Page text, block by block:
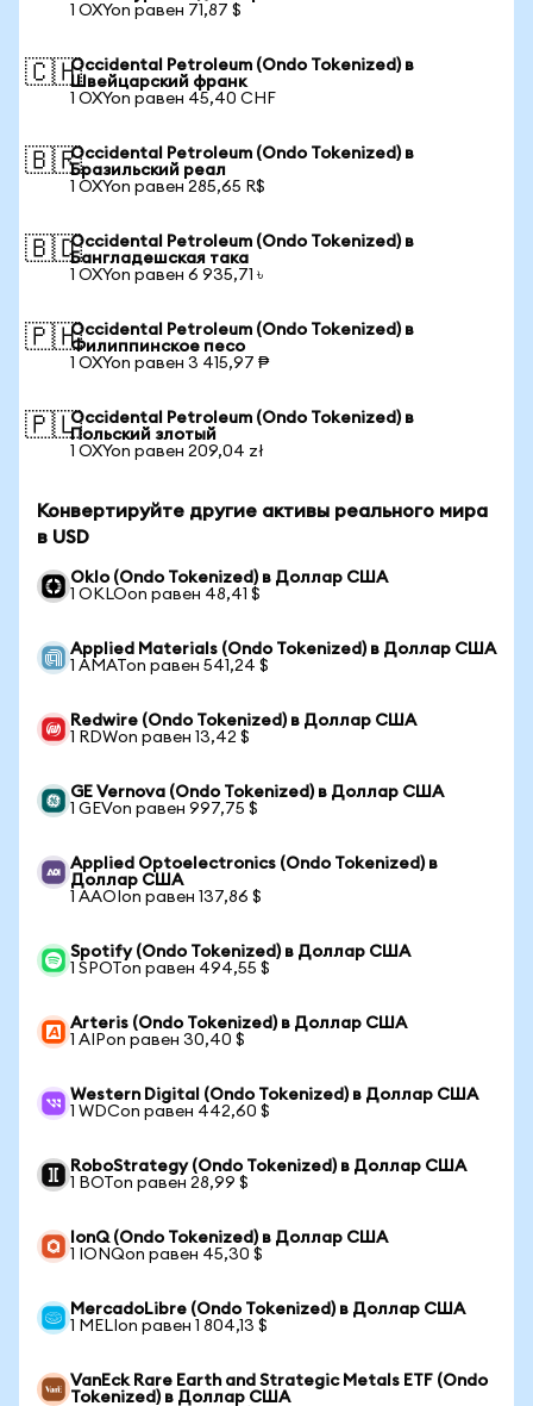
1 OXYon равен 71,87 $
🇨🇭Occidental Petroleum (Ondo Tokenized) в
Швейцарский франк
1 OXYon равен 45,40 CHF
🇧🇷Occidental Petroleum (Ondo Tokenized) в
Бразильский реал
1 OXYon равен 285,65 R$
🇧🇩Occidental Petroleum (Ondo Tokenized) в
Бангладешская така
1 OXYon равен 6 935,71 ৳
🇵🇭Occidental Petroleum (Ondo Tokenized) в
Филиппинское песо
1 OXYon равен 3 415,97 ₱
🇵🇱Occidental Petroleum (Ondo Tokenized) в
Польский злотый
1 OXYon равен 209,04 zł
Конвертируйте другие активы реального мира
в USD
Oklo (Ondo Tokenized) в Доллар США
1 OKLOon равен 48,41 $
Applied Materials (Ondo Tokenized) в Доллар США
1 AMATon равен 541,24 $
Redwire (Ondo Tokenized) в Доллар США
1 RDWon равен 13,42 $
GE Vernova (Ondo Tokenized) в Доллар США
1 GEVon равен 997,75 $
Applied Optoelectronics (Ondo Tokenized) в
Доллар США
1 AAOIon равен 137,86 $
Spotify (Ondo Tokenized) в Доллар США
1 SPOTon равен 494,55 $
Arteris (Ondo Tokenized) в Доллар США
1 AIPon равен 30,40 $
Western Digital (Ondo Tokenized) в Доллар США
1 WDCon равен 442,60 $
RoboStrategy (Ondo Tokenized) в Доллар США
1 BOTon равен 28,99 $
IonQ (Ondo Tokenized) в Доллар США
1 IONQon равен 45,30 $
MercadoLibre (Ondo Tokenized) в Доллар США
1 MELIon равен 1 804,13 $
VanEck Rare Earth and Strategic Metals ETF (Ondo
Tokenized) в Доллар США